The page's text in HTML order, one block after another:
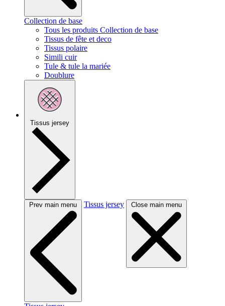
Collection de base
Tous les produits Collection de base
Tissus de fête et deco
Tissus polaire
Simili cuir
Tule & tule la mariée
Doublure
Tissus jersey
Prev main menu Tissus jersey Close main menu